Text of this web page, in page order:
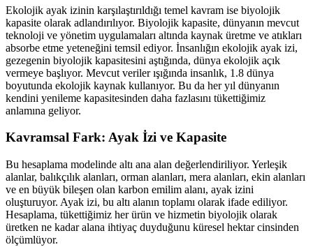
Ekolojik ayak izinin karşılaştırıldığı temel kavram ise biyolojik
kapasite olarak adlandırılıyor. Biyolojik kapasite, dünyanın mevcut
teknoloji ve yönetim uygulamaları altında kaynak üretme ve atıkları
absorbe etme yeteneğini temsil ediyor. İnsanlığın ekolojik ayak izi,
gezegenin biyolojik kapasitesini aştığında, dünya ekolojik açık
vermeye başlıyor. Mevcut veriler ışığında insanlık, 1.8 dünya
boyutunda ekolojik kaynak kullanıyor. Bu da her yıl dünyanın
kendini yenileme kapasitesinden daha fazlasını tükettiğimiz
anlamına geliyor.
Kavramsal Fark: Ayak İzi ve Kapasite
Bu hesaplama modelinde altı ana alan değerlendiriliyor. Yerleşik
alanlar, balıkçılık alanları, orman alanları, mera alanları, ekin alanları
ve en büyük bileşen olan karbon emilim alanı, ayak izini
oluşturuyor. Ayak izi, bu altı alanın toplamı olarak ifade ediliyor.
Hesaplama, tükettiğimiz her ürün ve hizmetin biyolojik olarak
üretken ne kadar alana ihtiyaç duyduğunu küresel hektar cinsinden
ölçümlüyor.